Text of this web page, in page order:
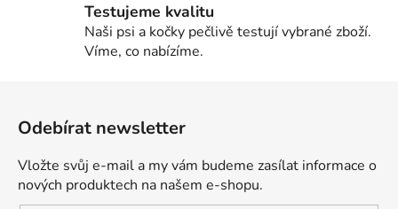
Testujeme kvalitu
Naši psi a kočky pečlivě testují vybrané zboží.
Víme, co nabízíme.
Odebírat newsletter
Vložte svůj e-mail a my vám budeme zasílat informace o
nových produktech na našem e-shopu.